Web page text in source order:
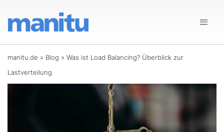
manitu.de » Blog » Was ist Load Balancing? Überblick zur
Lastverteilung